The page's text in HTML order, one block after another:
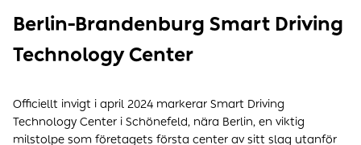
Berlin-Brandenburg Smart Driving
Technology Center
Officiellt invigt i april 2024 markerar Smart Driving
Technology Center i Schönefeld, nära Berlin, en viktig
milstolpe som företagets första center av sitt slag utanför